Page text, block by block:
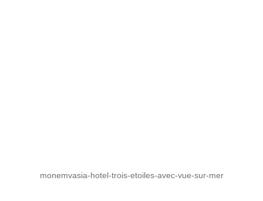
monemvasia-hotel-trois-etoiles-avec-vue-sur-mer